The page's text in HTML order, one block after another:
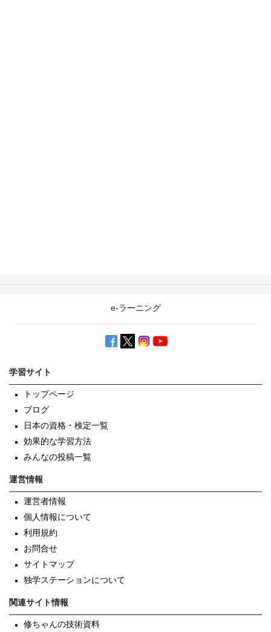
e-ラーニング
学習サイト
トップページ
ブログ
日本の資格・検定一覧
効果的な学習方法
みんなの投稿一覧
運営情報
運営者情報
個人情報について
利用規約
お問合せ
サイトマップ
独学ステーションについて
関連サイト情報
修ちゃんの技術資料